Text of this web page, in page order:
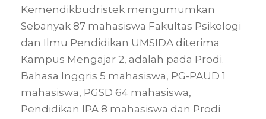
Kemendikbudristek mengumumkan
Sebanyak 87 mahasiswa Fakultas Psikologi
dan Ilmu Pendidikan UMSIDA diterima
Kampus Mengajar 2, adalah pada Prodi.
Bahasa Inggris 5 mahasiswa, PG-PAUD 1
mahasiswa, PGSD 64 mahasiswa,
Pendidikan IPA 8 mahasiswa dan Prodi